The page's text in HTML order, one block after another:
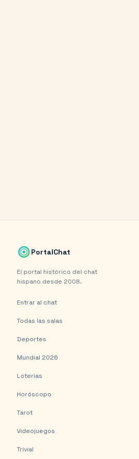
PortalChat
El portal histórico del chat
hispano desde 2008.
Entrar al chat
Todas las salas
Deportes
Mundial 2026
Loterías
Horóscopo
Tarot
Videojuegos
Trivial